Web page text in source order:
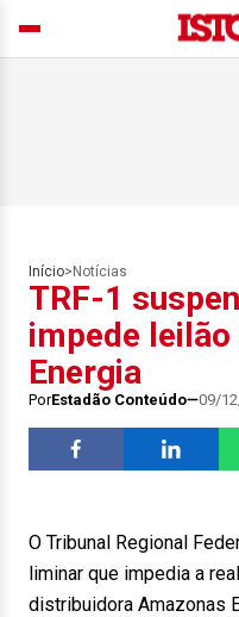
Início> Notícias
TRF-1
impede
Energia
PorEstadão Conteúdo 09/
O Tribunal Regional
liminar que impedia a
distribuidora Amazonas